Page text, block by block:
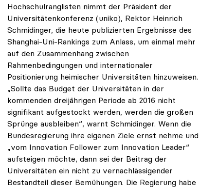
Hochschulranglisten nimmt der Präsident der
Universitätenkonferenz (uniko), Rektor Heinrich
Schmidinger, die heute publizierten Ergebnisse des
Shanghai-Uni-Rankings zum Anlass, um einmal mehr
auf den Zusammenhang zwischen
Rahmenbedingungen und internationaler
Positionierung heimischer Universitäten hinzuweisen.
„Sollte das Budget der Universitäten in der
kommenden dreijährigen Periode ab 2016 nicht
signifikant aufgestockt werden, werden die großen
Sprünge ausbleiben“, warnt Schmidinger. Wenn die
Bundesregierung ihre eigenen Ziele ernst nehme und
„vom Innovation Follower zum Innovation Leader“
aufsteigen möchte, dann sei der Beitrag der
Universitäten ein nicht zu vernachlässigender
Bestandteil dieser Bemühungen. Die Regierung habe